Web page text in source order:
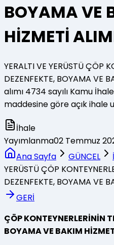
BOYAMA VE
HİZMETİ
YERALTI VE YERÜSTÜ ÇÖP
DEZENFEKTE, BOYAMA VE
alımı 4734 sayılı Kamu
maddesine göre açık ihale
İhale
Yayımlanma02 Temmuz
Ana Sayfa
GÜNCEL
YERÜSTÜ ÇÖP
DEZENFEKTE, BOYAMA VE
GERİ
ÇÖP KONTEYNERLERİNİN
BOYAMA VE BAKIM